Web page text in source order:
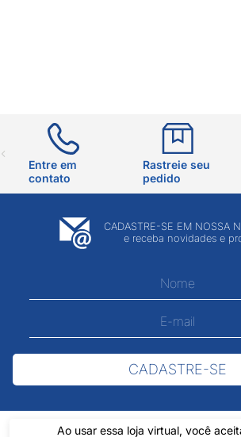
Ao usar essa loja virtual, você
Entre em
contato
Rastreie seu
pedido
CADASTRE-SE EM NOSSA
e receba novidades e
CADASTRE-SE